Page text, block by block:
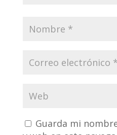
Guarda mi